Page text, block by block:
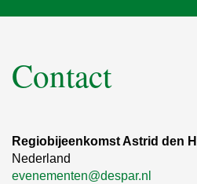
Contact
Regiobijeenkomst Astrid den
Nederland
evenementen@despar.nl